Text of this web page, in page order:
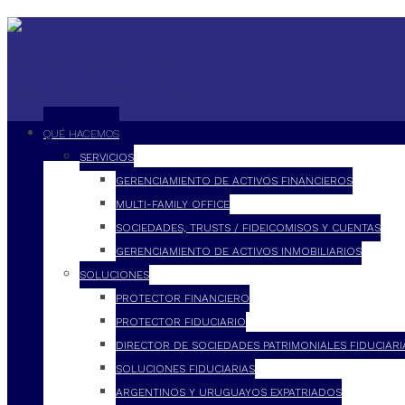
QUÉ HACEMOS
SERVICIOS
GERENCIAMIENTO DE ACTIVOS FINANCIEROS
MULTI-FAMILY OFFICE
SOCIEDADES, TRUSTS / FIDEICOMISOS Y CUENTAS
GERENCIAMIENTO DE ACTIVOS INMOBILIARIOS
SOLUCIONES
PROTECTOR FINANCIERO
PROTECTOR FIDUCIARIO
DIRECTOR DE SOCIEDADES PATRIMONIALES
SOLUCIONES FIDUCIARIAS
ARGENTINOS Y URUGUAYOS EXPATRIADOS